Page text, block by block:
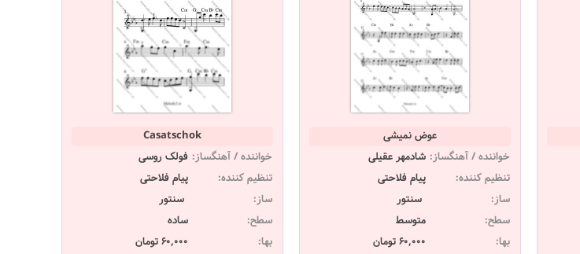
عوض نمیشی
خواننده / آهنگساز: شادمهر عقیلی
تنظیم کننده:
پیام فلاحتی
ساز:
سنتور
سطح:
متوسط
بها:
60,000 تومان
Casatschok
خواننده / آهنگساز: فولک روسی
تنظیم کننده:
پیام فلاحتی
ساز:
سنتور
سطح:
ساده
بها:
60,000 تومان